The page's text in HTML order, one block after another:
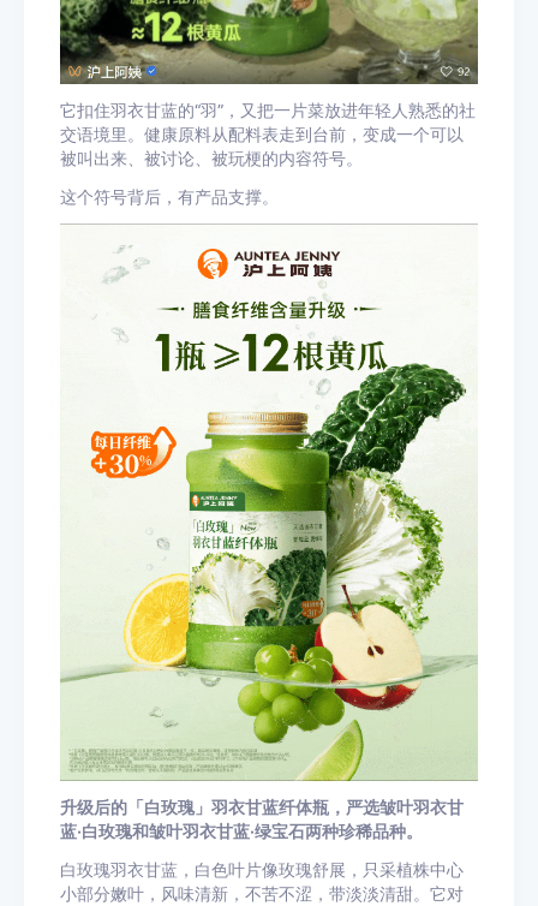
它扣住羽衣甘蓝的“羽”，又把一片菜放进年轻人熟悉的社
交语境里。健康原料从配料表走到台前，变成一个可以
被叫出来、被讨论、被玩梗的内容符号。
这个符号背后，有产品支撑。
升级后的「白玫瑰」羽衣甘蓝纤体瓶，严选皱叶羽衣甘
蓝·白玫瑰和皱叶羽衣甘蓝·绿宝石两种珍稀品种。
白玫瑰羽衣甘蓝，白色叶片像玫瑰舒展，只采植株中心
小部分嫩叶，风味清新，不苦不涩，带淡淡清甜。它对